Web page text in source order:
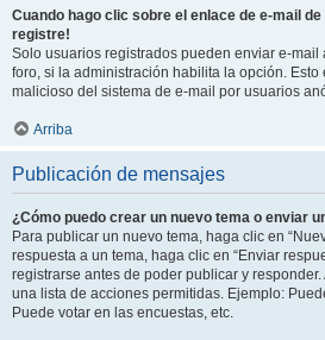
Cuando hago clic sobre el enlace de e-mail
registre!
Solo usuarios registrados pueden enviar e-mail
foro, si la administración habilita la opción.
malicioso del sistema de e-mail por usuarios
Arriba
Publicación de mensajes
¿Cómo puedo crear un nuevo tema o enviar
Para publicar un nuevo tema, haga clic en
respuesta a un tema, haga clic en “Enviar
registrarse antes de poder publicar y
una lista de acciones permitidas. Ejemplo:
Puede votar en las encuestas, etc.